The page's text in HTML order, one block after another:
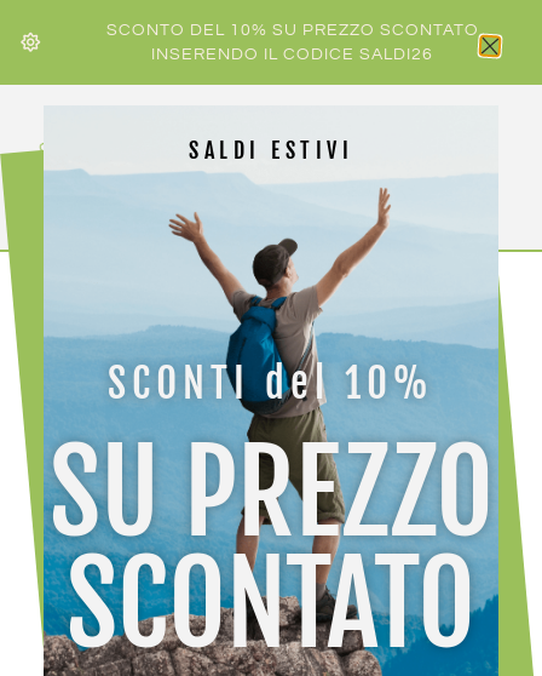
SCONTO DEL 10% SU PREZZO SCONTATO
INSERENDO IL CODICE SALDI26
HOME /SCARPA / SCARPA SPIN PLANET
SALDI ESTIVI
SCONTI del 10%
SU PREZZO
SCONTATO